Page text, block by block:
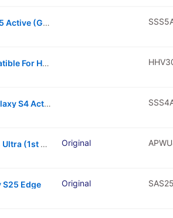
Home Button Keys For Samsung Galaxy S5 Active (Grey)
Power & Volume Button Flex Cable Compatible For Huawei Honor V30 Pro
Power Button Flex Cable For Samsung Galaxy S4 Active
Battery Flex Cable For Apple Watch Series Ultra (1st Gen) – 49mm Original
S25 Edge Original